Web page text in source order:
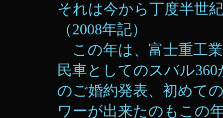
それは今から丁度半世
（2008年記）
この年は、富士重工
民車としてのスバル
のご婚約発表、初めて
ワーが出来たのもこの